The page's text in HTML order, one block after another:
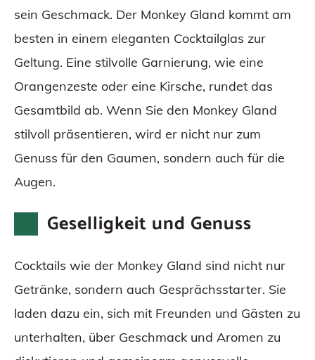
sein Geschmack. Der Monkey Gland kommt am
besten in einem eleganten Cocktailglas zur
Geltung. Eine stilvolle Garnierung, wie eine
Orangenzeste oder eine Kirsche, rundet das
Gesamtbild ab. Wenn Sie den Monkey Gland
stilvoll präsentieren, wird er nicht nur zum
Genuss für den Gaumen, sondern auch für die
Augen.
Geselligkeit und Genuss
Cocktails wie der Monkey Gland sind nicht nur
Getränke, sondern auch Gesprächsstarter. Sie
laden dazu ein, sich mit Freunden und Gästen zu
unterhalten, über Geschmack und Aromen zu